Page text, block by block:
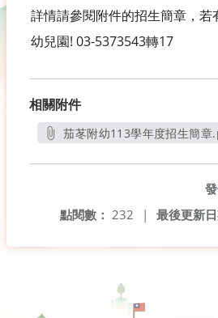
詳情請參閱附件的招生簡章，若
幼兒園! 03-5373543轉17
相關附件
茄苳附幼113學年度招生簡
最後更新日
點閱數： 232 |